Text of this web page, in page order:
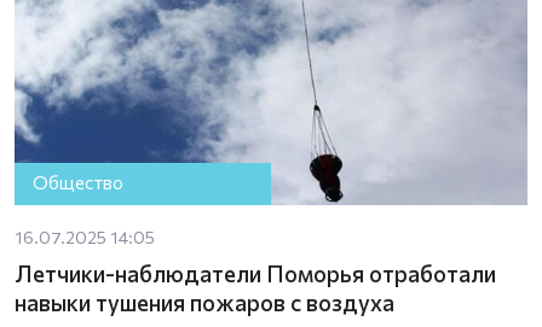
Общество
16.07.2025 14:05
Летчики-наблюдатели Поморья отработали
навыки тушения пожаров с воздуха